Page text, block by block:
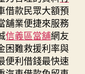
借款民眾大額預
舖業便捷來服務
信義區當舖網友
困難救援利率與
便利借錢最快速